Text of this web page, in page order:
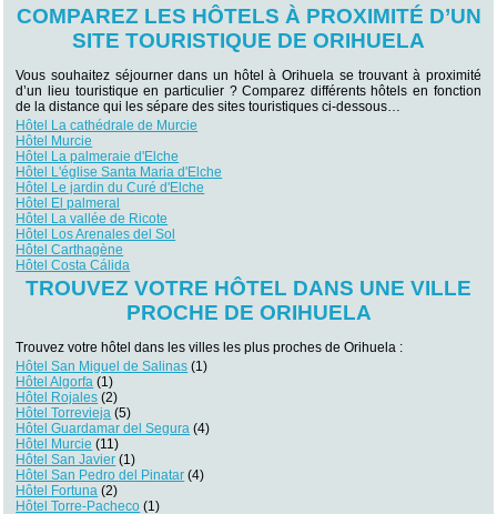
COMPAREZ LES HÔTELS À PROXIMITÉ D’UN
SITE TOURISTIQUE DE ORIHUELA
Vous souhaitez séjourner dans un hôtel à Orihuela se trouvant à proximité
d’un lieu touristique en particulier ? Comparez différents hôtels en fonction
de la distance qui les sépare des sites touristiques ci-dessous…
Hôtel La cathédrale de Murcie
Hôtel Murcie
Hôtel La palmeraie d'Elche
Hôtel L'église Santa Maria d'Elche
Hôtel Le jardin du Curé d'Elche
Hôtel El palmeral
Hôtel La vallée de Ricote
Hôtel Los Arenales del Sol
Hôtel Carthagène
Hôtel Costa Cálida
TROUVEZ VOTRE HÔTEL DANS UNE VILLE
PROCHE DE ORIHUELA
Trouvez votre hôtel dans les villes les plus proches de Orihuela :
Hôtel San Miguel de Salinas (1)
Hôtel Algorfa (1)
Hôtel Rojales (2)
Hôtel Torrevieja (5)
Hôtel Guardamar del Segura (4)
Hôtel Murcie (11)
Hôtel San Javier (1)
Hôtel San Pedro del Pinatar (4)
Hôtel Fortuna (2)
Hôtel Torre-Pacheco (1)